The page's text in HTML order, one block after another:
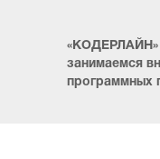
«КОДЕРЛАЙН»
занимаемся
программных